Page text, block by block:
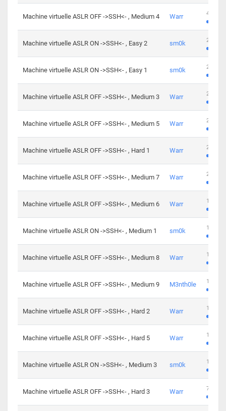
Machine virtuelle ASLR OFF ->SSH<- , Medium 4 Warr 413
Machine virtuelle ASLR ON ->SSH<- , Easy 2 sm0k 247
Machine virtuelle ASLR ON ->SSH<- , Easy 1 sm0k 219
Machine virtuelle ASLR OFF ->SSH<- , Medium 3 Warr 280
Machine virtuelle ASLR OFF ->SSH<- , Medium 5 Warr 265
Machine virtuelle ASLR OFF ->SSH<- , Hard 1 Warr 224
Machine virtuelle ASLR OFF ->SSH<- , Medium 7 Warr 230
Machine virtuelle ASLR OFF ->SSH<- , Medium 6 Warr 168
Machine virtuelle ASLR ON ->SSH<- , Medium 1 sm0k 139
Machine virtuelle ASLR OFF ->SSH<- , Medium 8 Warr 112
Machine virtuelle ASLR OFF ->SSH<- , Medium 9 M3nth0le 100
Machine virtuelle ASLR OFF ->SSH<- , Hard 2 Warr 176
Machine virtuelle ASLR OFF ->SSH<- , Hard 5 Warr 115
Machine virtuelle ASLR ON ->SSH<- , Medium 3 sm0k 115
Machine virtuelle ASLR OFF ->SSH<- , Hard 3 Warr 76